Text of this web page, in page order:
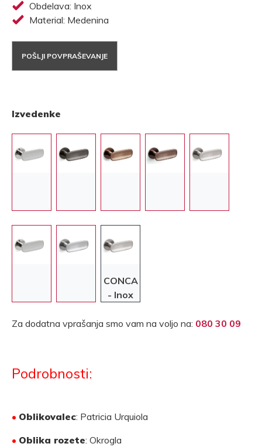
Obdelava: Inox
Material: Medenina
POŠLJI POVPRAŠEVANJE
Izvedenke
CONCA
- Inox
Za dodatna vprašanja smo vam na voljo na: 080 30 09
Podrobnosti:
• Oblikovalec: Patricia Urquiola
• Oblika rozete: Okrogla